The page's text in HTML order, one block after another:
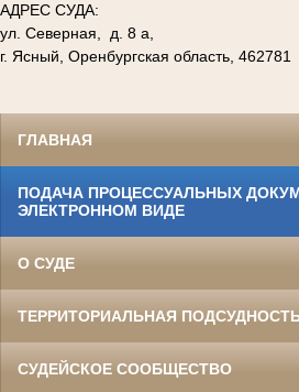
АДРЕС СУДА:
ул. Северная, д. 8 а,
г. Ясный, Оренбургская область, 462781
ГЛАВНАЯ
ПОДАЧА ПРОЦЕССУАЛЬНЫХ
ЭЛЕКТРОННОМ ВИДЕ
О СУДЕ
ТЕРРИТОРИАЛЬНАЯ
СУДЕЙСКОЕ СООБЩЕСТВО